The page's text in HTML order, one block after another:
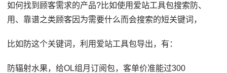
如何找到顾客需求的产品?比如使用爱站工具包搜索防、
用、靠谱之类顾客因为需要什么而会搜索的短关键词，
比如防这个关键词，利用爱站工具包导出，有：
防辐射水果，给OL组月订阅包，客单价准能过300